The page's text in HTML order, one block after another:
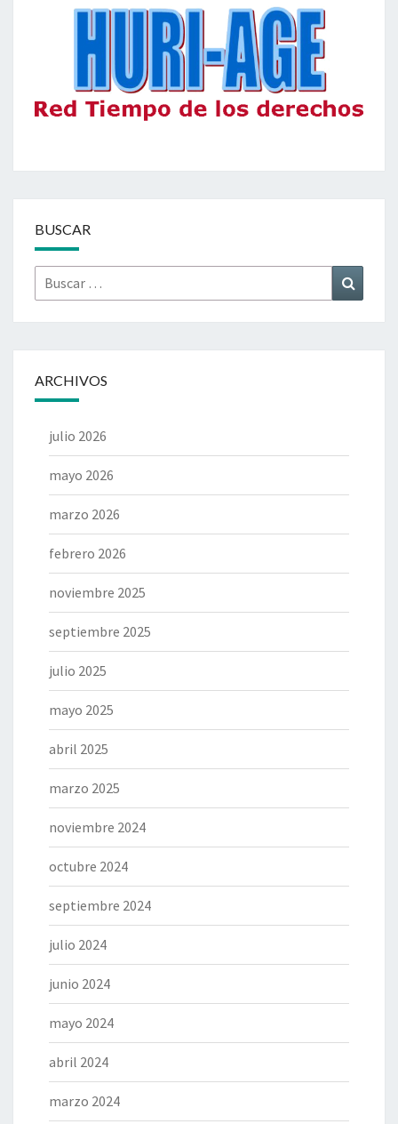
BUSCAR
Buscar
por:
ARCHIVOS
julio 2026
mayo 2026
marzo 2026
febrero 2026
noviembre 2025
septiembre 2025
julio 2025
mayo 2025
abril 2025
marzo 2025
noviembre 2024
octubre 2024
septiembre 2024
julio 2024
junio 2024
mayo 2024
abril 2024
marzo 2024